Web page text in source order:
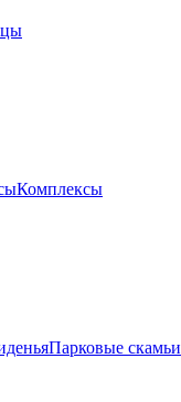
Комплексы
Парковые скамьи